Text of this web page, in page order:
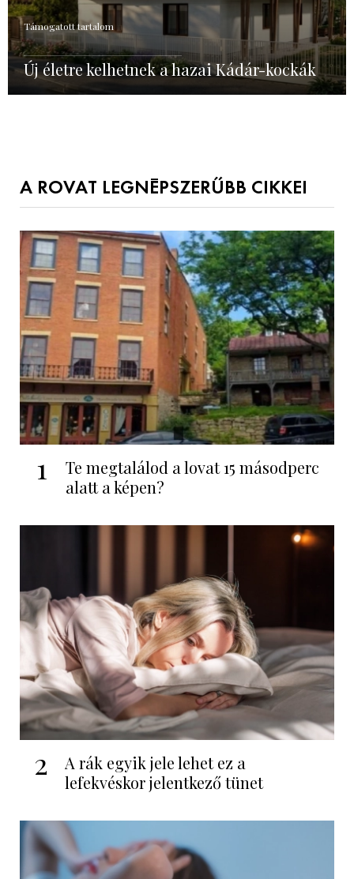
Támogatott tartalom
Új életre kelhetnek a hazai Kádár-kockák
A ROVAT LEGNÉPSZERŰBB CIKKEI
1
Te megtalálod a lovat 15 másodperc
alatt a képen?
2
A rák egyik jele lehet ez a
lefekvéskor jelentkező tünet